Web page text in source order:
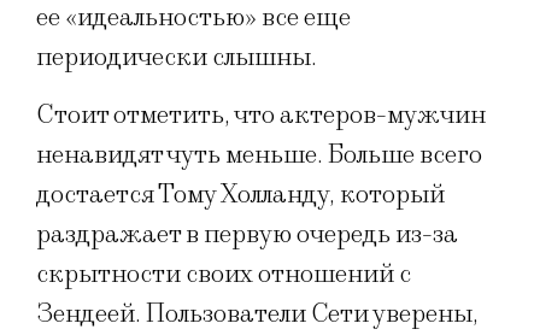
ее «идеальностью» все еще
периодически слышны.
Стоит отметить, что актеров-мужчин
ненавидят чуть меньше. Больше всего
достается Тому Холланду, который
раздражает в первую очередь из-за
скрытности своих отношений с
Зендеей. Пользователи Сети уверены,